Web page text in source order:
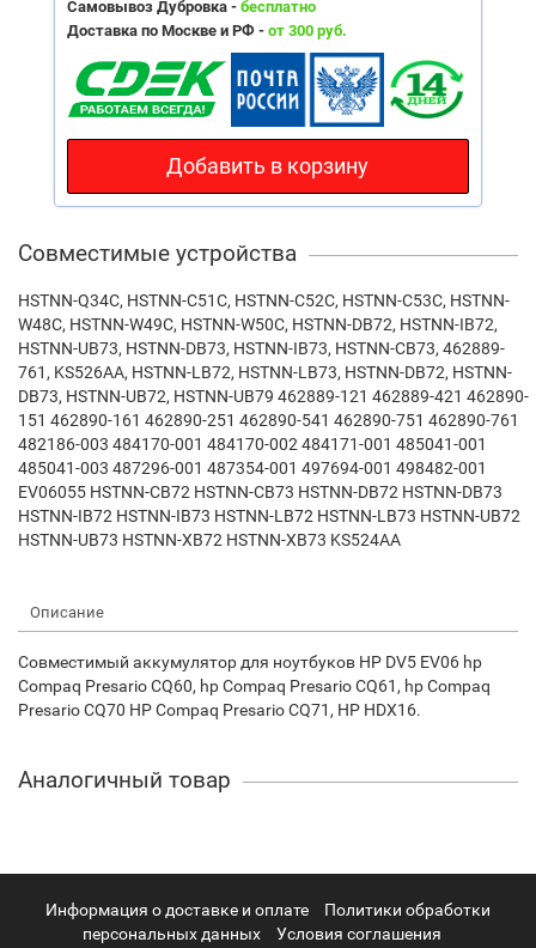
Самовывоз Дубровка - бесплатно
Доставка по Москве и РФ - от 300 руб.
Добавить в корзину
Совместимые устройства
HSTNN-Q34C, HSTNN-C51C, HSTNN-C52C, HSTNN-C53C, HSTNN-
W48C, HSTNN-W49C, HSTNN-W50C, HSTNN-DB72, HSTNN-IB72,
HSTNN-UB73, HSTNN-DB73, HSTNN-IB73, HSTNN-CB73, 462889-
761, KS526AA, HSTNN-LB72, HSTNN-LB73, HSTNN-DB72, HSTNN-
DB73, HSTNN-UB72, HSTNN-UB79 462889-121 462889-421 462890-
151 462890-161 462890-251 462890-541 462890-751 462890-761
482186-003 484170-001 484170-002 484171-001 485041-001
485041-003 487296-001 487354-001 497694-001 498482-001
EV06055 HSTNN-CB72 HSTNN-CB73 HSTNN-DB72 HSTNN-DB73
HSTNN-IB72 HSTNN-IB73 HSTNN-LB72 HSTNN-LB73 HSTNN-UB72
HSTNN-UB73 HSTNN-XB72 HSTNN-XB73 KS524AA
Описание
Совместимый аккумулятор для ноутбуков HP DV5 EV06 hp
Compaq Presario CQ60, hp Compaq Presario CQ61, hp Compaq
Presario CQ70 HP Compaq Presario CQ71, HP HDX16.
Аналогичный товар
Информация о доставке и оплате
Политики обработки
персональных данных
Условия соглашения